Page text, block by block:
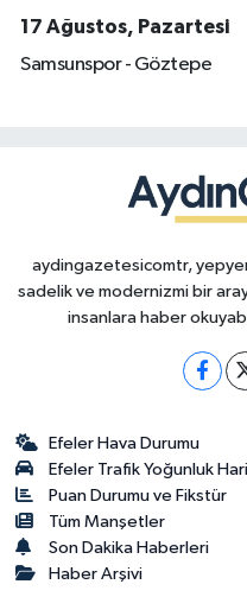
17 Ağustos, Pazartesi
Samsunspor - Göztepe
aydingazetesicomtr,
sadelik ve modernizmi bir
insanlara haber
Efeler Hava Durumu
Efeler Trafik Yoğunluk
Puan Durumu ve Fikstür
Tüm Manşetler
Son Dakika Haberleri
Haber Arşivi